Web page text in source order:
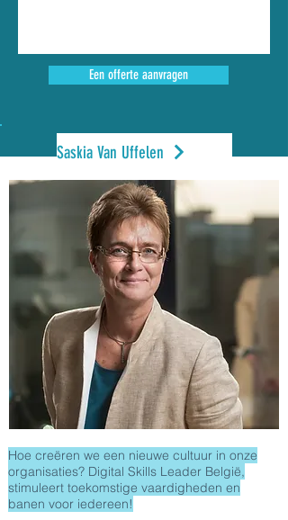
Een offerte aanvragen
Saskia Van Uffelen
Hoe creëren we een nieuwe cultuur in onze
organisaties? Digital Skills Leader België,
stimuleert toekomstige vaardigheden en
banen voor iedereen!